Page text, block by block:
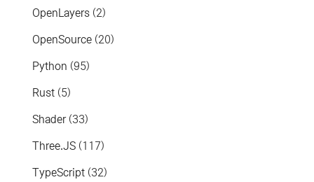
OpenLayers (2)
OpenSource (20)
Python (95)
Rust (5)
Shader(33)
Three.JS (117)
TypeScript (32)